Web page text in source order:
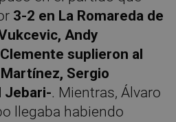
3-2 en La Romareda de
Andy
suplieron al
Sergio
Jebari-. Mientras, Álvaro
llegaba habiendo